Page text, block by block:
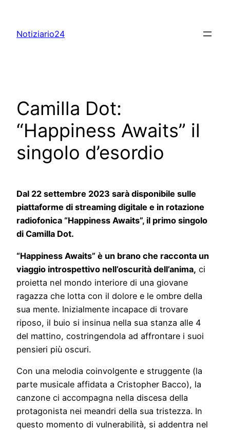
content
Notiziario24
Camilla Dot:
“Happiness Awaits” il
singolo d’esordio
Dal 22 settembre 2023 sarà disponibile sulle
piattaforme di streaming digitale e in rotazione
radiofonica “Happiness Awaits”, il primo singolo
di Camilla Dot.
“Happiness Awaits” è un brano che racconta un
viaggio introspettivo nell’oscurità dell’anima, ci
proietta nel mondo interiore di una giovane
ragazza che lotta con il dolore e le ombre della
sua mente. Inizialmente incapace di trovare
riposo, il buio si insinua nella sua stanza alle 4
del mattino, costringendola ad affrontare i suoi
pensieri più oscuri.
Con una melodia coinvolgente e struggente (la
parte musicale affidata a Cristopher Bacco), la
canzone ci accompagna nella discesa della
protagonista nei meandri della sua tristezza. In
questo momento di vulnerabilità, si addentra nel